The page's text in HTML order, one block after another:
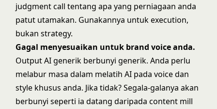
judgment call tentang apa yang perniagaan anda
patut utamakan. Gunakannya untuk execution,
bukan strategy.
Gagal menyesuaikan untuk brand voice anda.
Output AI generik berbunyi generik. Anda perlu
melabur masa dalam melatih AI pada voice dan
style khusus anda. Jika tidak? Segala-galanya akan
berbunyi seperti ia datang daripada content mill